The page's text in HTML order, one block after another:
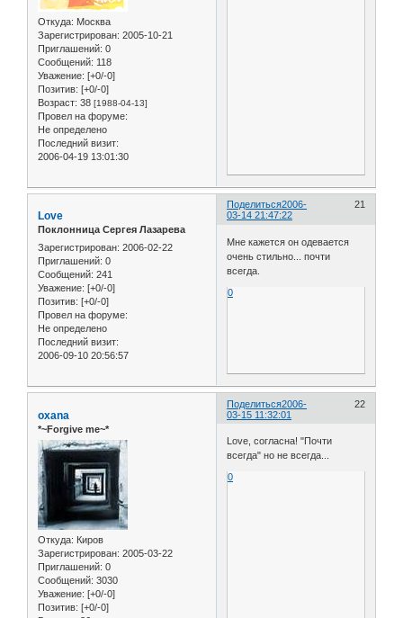
Откуда: Москва
Зарегистрирован: 2005-10-21
Приглашений: 0
Сообщений: 118
Уважение: [+0/-0]
Позитив: [+0/-0]
Возраст: 38 [1988-04-13]
Провел на форуме:
Не определено
Последний визит:
2006-04-19 13:01:30
Поделиться 21
2006-
03-14 21:47:22
Love
Поклонница Сергея Лазарева
Зарегистрирован: 2006-02-22
Приглашений: 0
Сообщений: 241
Уважение: [+0/-0]
Позитив: [+0/-0]
Провел на форуме:
Не определено
Последний визит:
2006-09-10 20:56:57
Мне кажется он одевается
очень стильно... почти
всегда.
0
Поделиться 22
2006-
03-15 11:32:01
oxana
*~Forgive me~*
Откуда: Киров
Зарегистрирован: 2005-03-22
Приглашений: 0
Сообщений: 3030
Уважение: [+0/-0]
Позитив: [+0/-0]
Love, согласна! "Почти
всегда" но не всегда...
0